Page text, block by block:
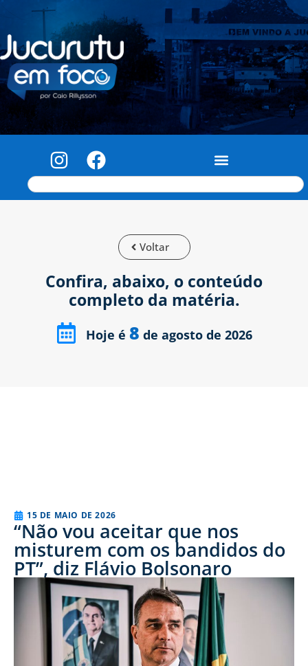
Voltar
Confira, abaixo, o conteúdo
completo da matéria.
Hoje é 8 de agosto de 2026
15 DE MAIO DE 2026
“Não vou aceitar que nos
misturem com os bandidos do
PT”, diz Flávio Bolsonaro